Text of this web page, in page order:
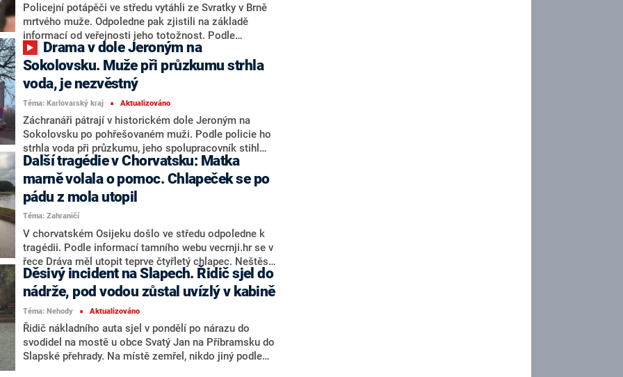
Policejní potápěči ve středu vytáhli ze Svratky v Brně
mrtvého muže. Odpoledne pak zjistili na základě
informací od veřejnosti jeho totožnost. Podle
posledních informací se muž v úterý večer vracel
domů z restaurace podél řeky, řekl ve čtvrtek mluvčí
policie David Chaloupka. Okolnosti úmrtí policisté
nadále vyšetřují.
Sokolovsku. Muže při průzkumu strhla
voda, je nezvěstný
Téma: Karlovarský kraj ■ Aktualizováno
Záchranáři pátrají v historickém dole Jeroným na
Sokolovsku po pohřešovaném muži. Podle policie ho
strhla voda při průzkumu, jeho spolupracovník stihl
utéct. Na místo dorazili potápěči i specialisté na
záchranu lidí z USAR týmu. Podle mluvčího krajských
hasičů Martina Kasala je u případu deset jednotek
hasičů a vyhlášen je třetí stupeň požárního poplachu.
Jsou tam i další složky záchranného systému včetně
Báňské záchranné služby, která před 21:00
stabilizovala místo, kde hrozí poškození části dolu.
Začalo odčerpávání vody z dolu, za hodinu čerpání
klesla hladina vody o jeden metr, uvedl Kasal po
22:00. Místo události je podle něj ve štole zhruba 400
metrů od vstupu.
Další tragédie v Chorvatsku: Matka
marně volala o pomoc. Chlapeček se po
pádu z mola utopil
Téma: Zahraničí
V chorvatském Osijeku došlo ve středu odpoledne k
tragédii. Podle informací tamního webu vecrnji.hr se v
řece Dráva měl utopit teprve čtyřletý chlapec. Neštěstí
měla navíc přihlížet jeho matka.
Děsivý incident na Slapech. Řidič sjel do
nádrže, pod vodou zůstal uvízlý v kabině
Téma: Nehody ■ Aktualizováno
Řidič nákladního auta sjel v pondělí po nárazu do
svodidel na mostě u obce Svatý Jan na Příbramsku do
Slapské přehrady. Na místě zemřel, nikdo jiný podle